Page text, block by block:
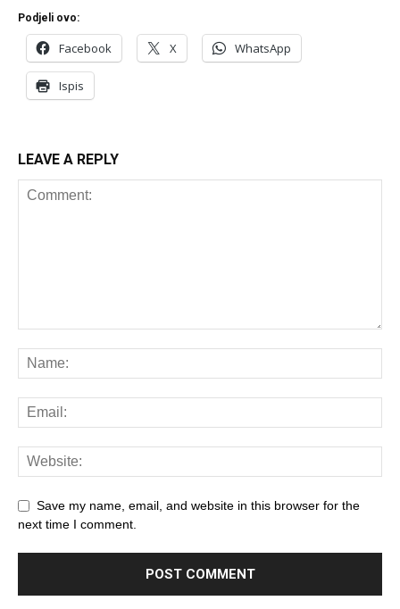
Podjeli ovo:
Facebook X WhatsApp
Ispis
LEAVE A REPLY
Save my name, email, and website in this browser for the
next time I comment.